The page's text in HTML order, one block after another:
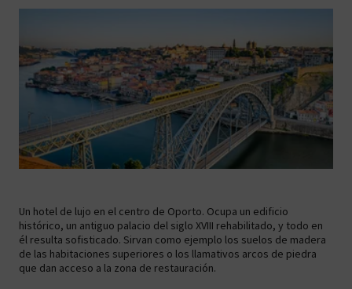
Un hotel de lujo en el centro de Oporto. Ocupa un edificio
histórico, un antiguo palacio del siglo XVIII rehabilitado, y todo en
él resulta sofisticado. Sirvan como ejemplo los suelos de madera
de las habitaciones superiores o los llamativos arcos de piedra
que dan acceso a la zona de restauración.